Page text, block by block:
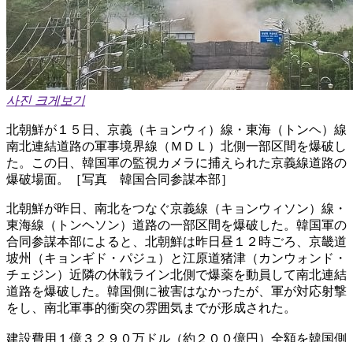
사진 크게보기
北朝鮮が１５日、京義（キョンウィ）線・東海（トンヘ）線
南北連結道路の軍事境界線（ＭＤＬ）北側一部区間を爆破し
た。この日、韓国軍の監視カメラに捕えられた京義線道路の
爆破場面。［写真 韓国合同参謀本部］
北朝鮮が昨日、南北をつなぐ京義線（キョンウィソン）線・
東海線（トンヘソン）道路の一部区間を爆破した。韓国軍の
合同参謀本部によると、北朝鮮は昨日昼１２時ごろ、京畿道
坡州（キョンギド・パジュ）と江原道猪津（カンウォンド・
チェジン）近隣の休戦ライン北側で爆薬を動員して南北連結
道路を爆破した。韓国側に被害はなかったが、軍が対応射撃
をし、南北軍事的衝突の雰囲気までが形成された。
建設費用１億３２９０万ドル（約２００億円）全額を韓国側